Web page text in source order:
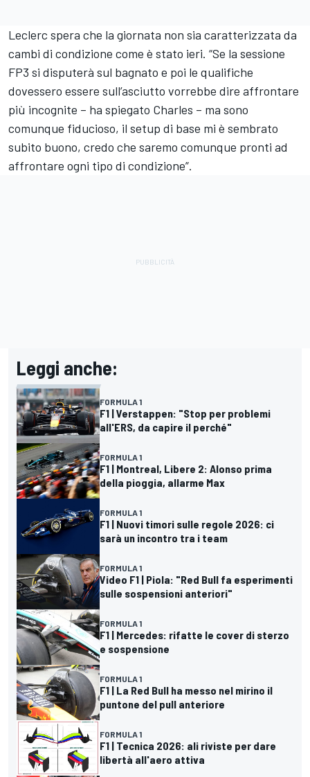
Leclerc spera che la giornata non sia caratterizzata da
cambi di condizione come è stato ieri. “Se la sessione
FP3 si disputerà sul bagnato e poi le qualifiche
dovessero essere sull’asciutto vorrebbe dire affrontare
più incognite – ha spiegato Charles – ma sono
comunque fiducioso, il setup di base mi è sembrato
subito buono, credo che saremo comunque pronti ad
affrontare ogni tipo di condizione”.
Leggi anche:
FORMULA 1
F1 | Verstappen: "Stop per problemi
all'ERS, da capire il perché"
FORMULA 1
F1 | Montreal, Libere 2: Alonso prima
della pioggia, allarme Max
FORMULA 1
F1 | Nuovi timori sulle regole 2026: ci
sarà un incontro tra i team
FORMULA 1
Video F1 | Piola: "Red Bull fa esperimenti
sulle sospensioni anteriori"
FORMULA 1
F1 | Mercedes: rifatte le cover di sterzo
e sospensione
FORMULA 1
F1 | La Red Bull ha messo nel mirino il
puntone del pull anteriore
FORMULA 1
F1 | Tecnica 2026: ali riviste per dare
libertà all'aero attiva